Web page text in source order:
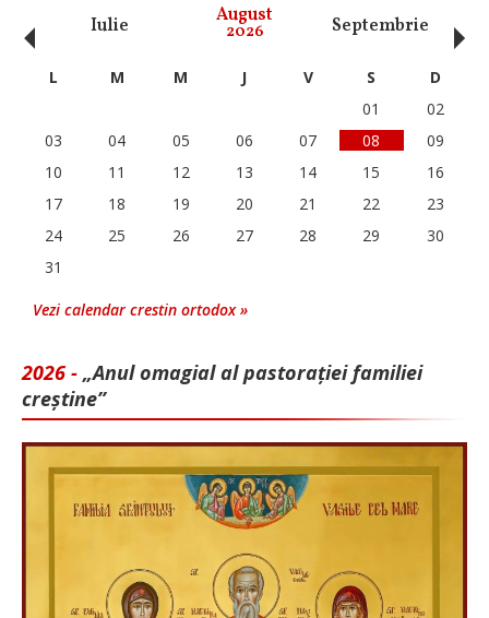
Iulie August
2026 Septembrie
‹ L M M J V S
D
01
02
03
04 05 06 07 08
09
10
11 12 13 14 15
16
17
18 19 20 21 22
23
24
25 26 27 28 29
30
31
Vezi calendar crestin ortodox »
2026 - „Anul omagial al pastorației familiei
creștine”